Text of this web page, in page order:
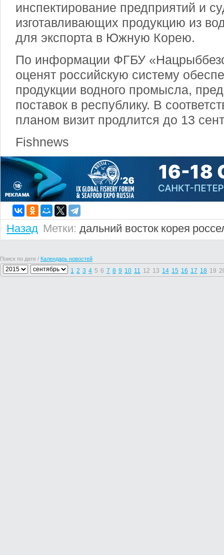
инспектирование предприятий и
изготавливающих продукцию из
для экспорта в Южную Корею.
По информации ФГБУ
оценят российскую систему
продукции водного промысла,
поставок в республику. В
планом визит продлится до 13
Fishnews
Назад Метки: дальний восток корея
Поиск по дате / Календарь новостей
1 2 3 4 5 6 7 8 9 10 11 12 13 14 15 16 17 18 19